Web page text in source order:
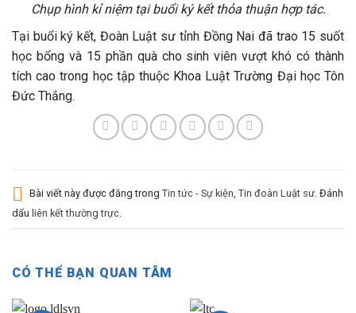
Chụp hình kỉ niệm tại buổi ký kết thỏa thuận hợp tác.
Tại buổi ký kết, Đoàn Luật sư tỉnh Đồng Nai đã trao 15 suốt
học bổng và 15 phần quà cho sinh viên vượt khó có thành
tích cao trong học tập thuộc Khoa Luật Trường Đại học Tôn
Đức Thắng.
Bài viết này được đăng trong Tin tức - Sự kiện, Tin đoàn Luật sư. Đánh
dấu liên kết thường trực.
CÓ THỂ BẠN QUAN TÂM